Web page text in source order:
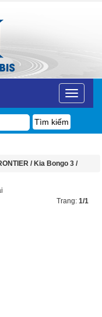
Toggle
/ Kia Bongo 3 /
Trang: 1/1